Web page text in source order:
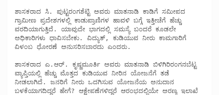
ಶಾಸಕರಾದ ಸಿ. ಪುಟ್ಟರಂಗಶೆಟ್ಟಿ ಅವರು ಮಾತನಾಡಿ ಕಾಡಿಗೆ ಸಮೀಪದ
ಗ್ರಾಮೀಣ ಪ್ರದೇಶಗಳಲ್ಲಿ ಕಾಡುಪ್ರಾಣಿಗಳ ಹಾವಳಿ ಬಗ್ಗೆ ಇತ್ತೀಚೆಗೆ ಹೆಚ್ಚು
ವರದಿಯಾಗುತ್ತಿದೆ. ಯಾವುದೇ ಭಾಗದಲ್ಲಿ ಸಮಸ್ಯೆ ಬಂದರೆ ಕೂಡಲೇ
ಅಧಿಕಾರಿಗಳು ಧಾವಿಸಬೇಕು. ವಿದ್ಯುತ್, ಕುಡಿಯುವ ನೀರು ಕಾಮಗಾರಿಗೆ
ವಿಳಂಬ ಧೋರಣೆ ಅನುಸರಿಸಬಾರದು ಎಂದರು.
ಶಾಸಕರಾದ ಎ.ಆರ್. ಕೃಷ್ಣಮೂರ್ತಿ ಅವರು ಮಾತನಾಡಿ ಬಿಳಿಗಿರಿರಂಗನಬೆಟ್ಟ
ವ್ಯಾಪ್ತಿಯಲ್ಲಿ ಹೆಚ್ಚು ಮೊತ್ತದ ಕುಡಿಯುವ ನೀರಿನ ಯೋಜನೆಗೆ ತಡೆ
ನೀಡಲಾಗಿದೆ. ಜನರಿಗೆ ನೀರು ಒದಗಿಸುವ ಯೋಜನೆಯ ಅನುದಾನ
ಬಳಕೆಯಾಗದಿದ್ದರೆ ಹೇಗೆ? ಆಕ್ಷೇಪಣೆಗಳಿದ್ದರೆ ಆರಂಭದಲ್ಲಿಯೇ ಅರಣ್ಯ ಇಲಾಖೆ